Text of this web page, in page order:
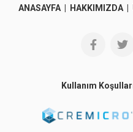
ANASAYFA HAKKIMIZDA|
Kullanım